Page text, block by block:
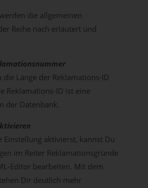
die allgemeinen
Reihe nach erläutert und
die Länge der Reklamations-ID
Reklamations-ID ist eine
der Datenbank.
Einstellung aktivierst, kannst Du
im Reiter Reklamationsgründe
Editor bearbeiten. Mit dem
Dir deutlich mehr